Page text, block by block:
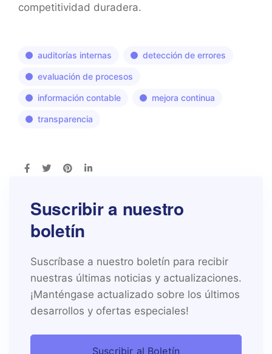
competitividad duradera.
auditorías internas detección de errores
evaluación de procesos
información contable mejora continua
transparencia
Suscribir a nuestro
boletín
Suscríbase a nuestro boletín para recibir
nuestras últimas noticias y actualizaciones.
¡Manténgase actualizado sobre los últimos
desarrollos y ofertas especiales!